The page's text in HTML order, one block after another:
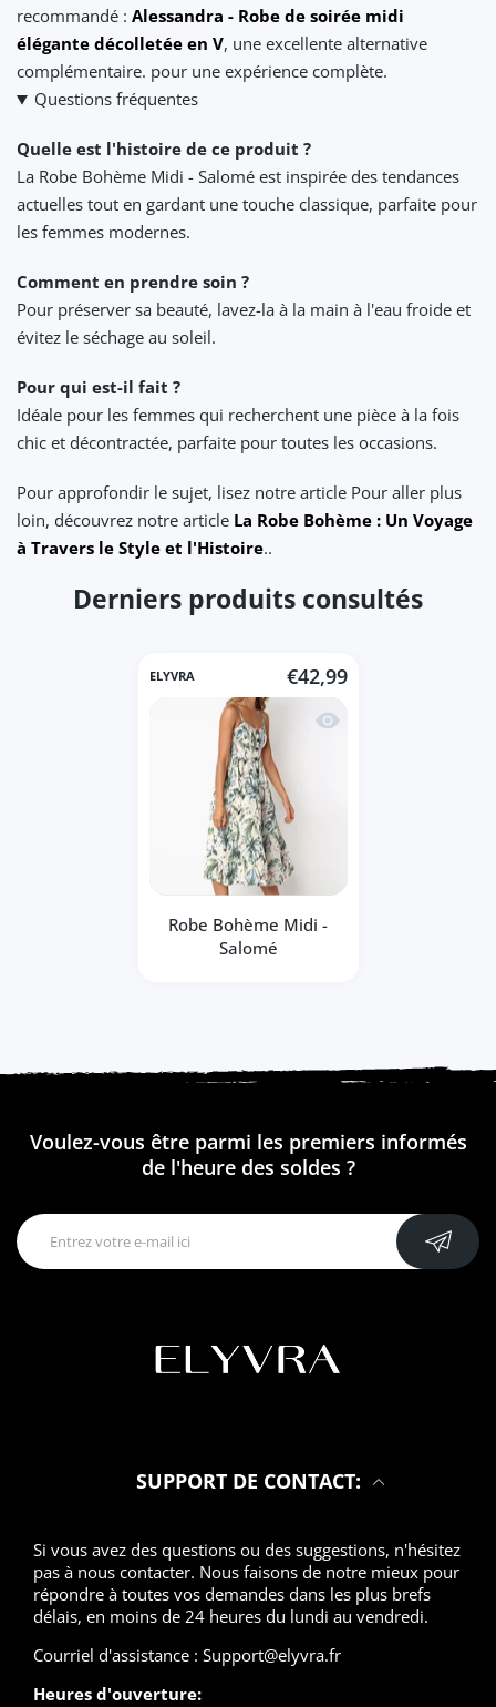
recommandé : Alessandra - Robe de soirée midi
élégante décolletée en V, une excellente alternative
complémentaire. pour une expérience complète.
Questions fréquentes
Quelle est l'histoire de ce produit ?
La Robe Bohème Midi - Salomé est inspirée des tendances
actuelles tout en gardant une touche classique, parfaite pour
les femmes modernes.
Comment en prendre soin ?
Pour préserver sa beauté, lavez-la à la main à l'eau froide et
évitez le séchage au soleil.
Pour qui est-il fait ?
Idéale pour les femmes qui recherchent une pièce à la fois
chic et décontractée, parfaite pour toutes les occasions.
Pour approfondir le sujet, lisez notre article Pour aller plus
loin, découvrez notre article La Robe Bohème : Un Voyage
à Travers le Style et l'Histoire..
Derniers produits consultés
ELYVRA €42,99
Aperçu rapide Robe
Robe Bohème Midi -
Salomé
Voulez-vous être parmi les premiers informés
de l'heure des soldes ?
SUPPORT DE CONTACT:
Si vous avez des questions ou des suggestions, n'hésitez
pas à nous contacter. Nous faisons de notre mieux pour
répondre à toutes vos demandes dans les plus brefs
délais, en moins de 24 heures du lundi au vendredi.
Courriel d'assistance : Support@elyvra.fr
Heures d'ouverture: